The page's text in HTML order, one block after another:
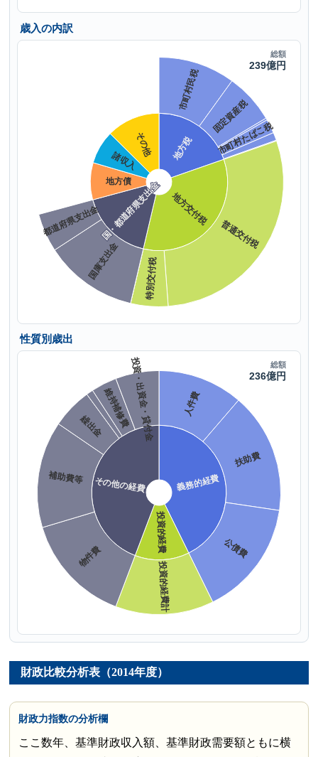
歳入の内訳
性質別歳出
財政比較分析表（2014年度）
財政力指数の分析欄
ここ数年、基準財政収入額、基準財政需要額ともに横